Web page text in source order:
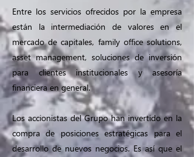
Entre los servicios ofrecidos por la empresa
están la intermediación de valores en el
mercado de capitales, family office solutions,
asset management, soluciones de inversión
para clientes institucionales y asesoría
financiera en general.
Los accionistas del Grupo han invertido en la
compra de posiciones estratégicas para el
desarrollo de nuevos negocios. Es así que el